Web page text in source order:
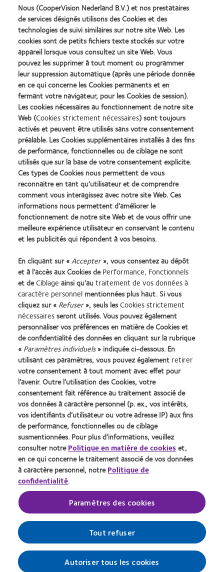
Service client
t: 0800-99809 (BE) ou +32 (0)4 240 6346 (LUX)
sales@coopervision.be
*Du lundi au vendredi de 09h00 à 17h30
Learn
more
about
Récompense
Silmo
d’Or
du
meilleur
produit
pour
MyDay™
(2013)
Learn
more
about
Contact
Lens
Product
of
the
Year
(2013)
Learn
more
about
2012
&
2010
Best
Companies
for
Leaders
(2012)
Learn
more
about
2011
Factory
Awards
(2011)
Learn
more
about
ODMA
2011
(2011)
Learn
more
2012
REBRAND
100®
Global
(2012)
Practitioner Home
Contact
Conditions d'utilisation
Cookies
Politique de confidentialité
Accéder à l'espace
consommateurs
Gérer les préférences relatives
au consentement
Part of
CooperCompanies
Nous (CooperVision Nederland B.V.) et nos prestataires
de services désignés utilisons des Cookies et des
technologies de suivi similaires sur notre site Web. Les
cookies sont de petits fichiers texte stockés sur votre
appareil lorsque vous consultez un site Web. Vous
pouvez les supprimer à tout moment ou programmer
leur suppression automatique (après une période donnée
en ce qui concerne les Cookies permanents et en
fermant votre navigateur, pour les Cookies de session).
Les cookies nécessaires au fonctionnement de notre site
Web (Cookies strictement nécessaires) sont toujours
activés et peuvent être utilisés sans votre consentement
préalable. Les Cookies supplémentaires installés à des fins
de performance, fonctionnelles ou de ciblage ne sont
utilisés que sur la base de votre consentement explicite.
Ces types de Cookies nous permettent de vous
reconnaitre en tant qu’utilisateur et de comprendre
comment vous interagissez avec notre site Web. Ces
informations nous permettent d’améliorer le
fonctionnement de notre site Web et de vous offrir une
meilleure expérience utilisateur en conservant le contenu
et les publicités qui répondent à vos besoins.
En cliquant sur «Accepter», vous consentez au dépôt
et à l’accès aux Cookies dePerformance, Fonctionnels
et deCiblage ainsi qu’autraitement de vos données à
caractère personnel mentionnées plus haut. Si vous
cliquez sur « Refuser», seuls lesCookies strictement
nécessairesseront utilisés. Vous pouvez également
personnaliser vos préférences en matière de Cookies et
de confidentialité des données en cliquant sur la rubrique
« Paramètres individuels» indiquée ci-dessous. En
utilisant ces paramètres, vous pouvez également retirer
votre consentement à tout moment avec effet pour
l’avenir. Outre l’utilisation des Cookies, votre
consentement fait référence au traitement associé de
vos données à caractère personnel (p. ex., vos intérêts,
vos identifiants d’utilisateur ou votre adresse IP) aux fins
de performance, fonctionnelles ou de ciblage
susmentionnées. Pour plus d’informations, veuillez
consulter notrePolitique en matière de cookieset,
en ce qui concerne le traitement associé de vos données
à caractère personnel, notrePolitique de
confidentialité.
Paramètres des cookies
Tout refuser
Autoriser tous les cookies